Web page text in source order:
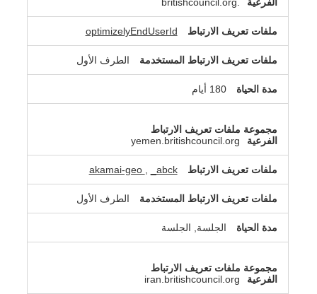
optimizelyEndUserId
الطرف الأول
180 أيام
yemen.britishcouncil.org
akamai-geo _abck
الطرف الأول
الجلسة, الجلسة
iran.britishcouncil.org